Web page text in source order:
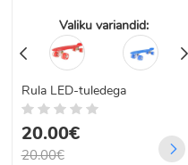
Valiku variandid:
Rula LED-tuledega
20.00€
20.00€